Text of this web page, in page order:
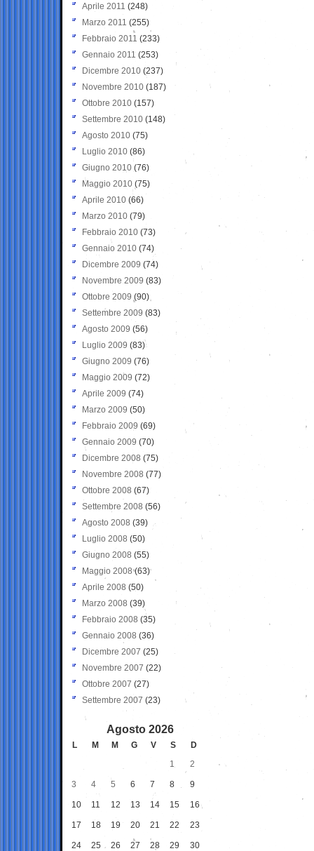
Aprile 2011 (248)
Marzo 2011 (255)
Febbraio 2011 (233)
Gennaio 2011 (253)
Dicembre 2010 (237)
Novembre 2010 (187)
Ottobre 2010 (157)
Settembre 2010 (148)
Agosto 2010 (75)
Luglio 2010 (86)
Giugno 2010 (76)
Maggio 2010 (75)
Aprile 2010 (66)
Marzo 2010 (79)
Febbraio 2010 (73)
Gennaio 2010 (74)
Dicembre 2009 (74)
Novembre 2009 (83)
Ottobre 2009 (90)
Settembre 2009 (83)
Agosto 2009 (56)
Luglio 2009 (83)
Giugno 2009 (76)
Maggio 2009 (72)
Aprile 2009 (74)
Marzo 2009 (50)
Febbraio 2009 (69)
Gennaio 2009 (70)
Dicembre 2008 (75)
Novembre 2008 (77)
Ottobre 2008 (67)
Settembre 2008 (56)
Agosto 2008 (39)
Luglio 2008 (50)
Giugno 2008 (55)
Maggio 2008(63)
Aprile 2008 (50)
Marzo 2008 (39)
Febbraio 2008 (35)
Gennaio 2008 (36)
Dicembre 2007 (25)
Novembre 2007 (22)
Ottobre 2007 (27)
Settembre 2007 (23)
Agosto 2026
L M M G V S
D
1
2
3 4 5 6 7 8 9
10 11 12 13 14 15 16
17 18 19 20 21 22 23
24 25 26 27 28 29 30